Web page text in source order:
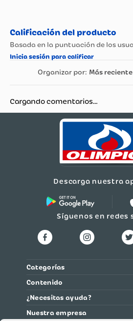
Más reciente
Cargando comentarios…
Descarga nuestra
Síguenos en redes
Categorías
Contenido
¿Necesitas ayuda?
Nuestra empresa